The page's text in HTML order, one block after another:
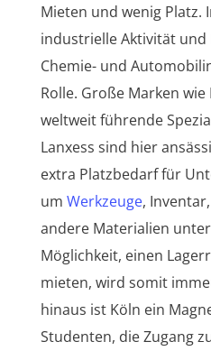
Mieten und wenig Platz.
industrielle Aktivität
Chemie- und
Rolle. Große Marken
weltweit führende
Lanxess sind hier
extra Platzbedarf für
um Werkzeuge,
andere Materialien
Möglichkeit, einen
mieten, wird somit immer
hinaus ist Köln ein
Studenten, die Zugang